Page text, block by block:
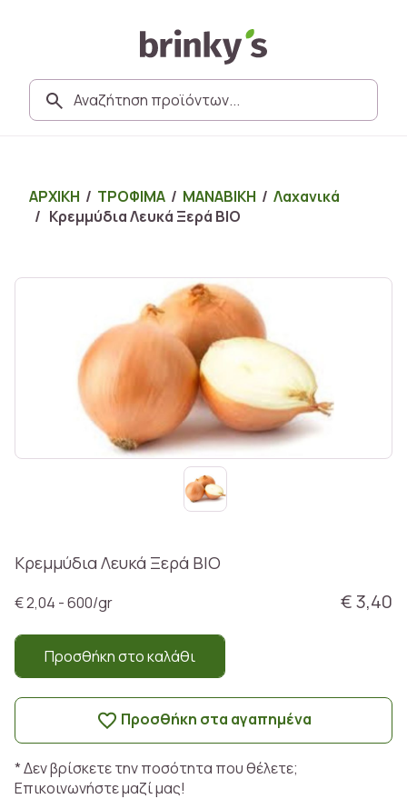
ΑΡΧΙΚΗ / ΤΡΟΦΙΜΑ / ΜΑΝΑΒΙΚΗ / Λαχανικά
/ Κρεμμύδια Λευκά Ξερά ΒΙΟ
Κρεμμύδια Λευκά Ξερά ΒΙΟ
€ 3,40
€ 2,04 - 600/gr
Προσθήκη στο καλάθι
Προσθήκη στα αγαπημένα
* Δεν βρίσκετε την ποσότητα που θέλετε;
Επικοινωνήστε μαζί μας!